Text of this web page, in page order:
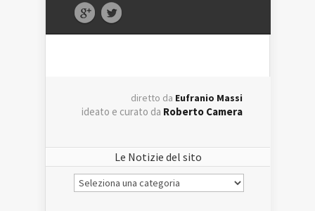
diretto da Eufranio Massi
ideato e curato da Roberto Camera
Le Notizie del sito
Le
Notizie